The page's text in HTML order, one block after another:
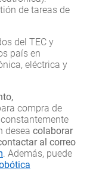
de tareas de
del TEC y
país en
eléctrica y
compra de
desea colaborar
al correo
. Además, puede